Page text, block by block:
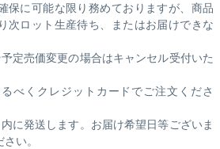
保に可能な限り務めておりますが、商品
次ロット生産待ち、またはお届けできな
定売価変更の場合はキャンセル受付いた
べくクレジットカードでご注文くださ
に発送します。お届け希望日等ございま
い。